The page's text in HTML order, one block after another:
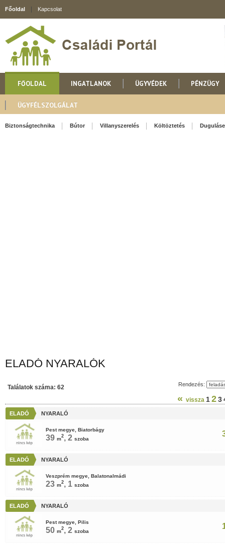
Főoldal Kapcsolat
FŐOLDAL INGATLANOK ÜGYVÉDEK PÉNZÜGY
ÜGYFÉLSZOLGÁLAT
Biztonságtechnika Bútor Villanyszerelés Költöztetés
ELADÓ NYARALÓK
Rendezés:
Találatok száma: 62
« vissza 123
ELADÓ NYARALÓ
Pest megye, Biatorbágy
39 m2, 2 szoba
ELADÓ NYARALÓ
Veszprém megye, Balatonalmádi
23 m2, 1 szoba
ELADÓ NYARALÓ
Pest megye, Pilis
50 m2, 2 szoba